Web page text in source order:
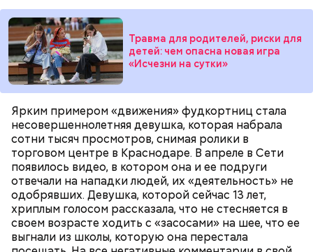
Травма для родителей, риски для
детей: чем опасна новая игра
«Исчезни на сутки»
Ярким примером «движения» фудкортниц стала
несовершеннолетняя девушка, которая набрала
сотни тысяч просмотров, снимая ролики в
торговом центре в Краснодаре. В апреле в Сети
появилось видео, в котором она и ее подруги
отвечали на нападки людей, их «деятельность» не
одобрявших. Девушка, которой сейчас 13 лет,
хриплым голосом рассказала, что не стесняется в
своем возрасте ходить с «засосами» на шее, что ее
выгнали из школы, которую она перестала